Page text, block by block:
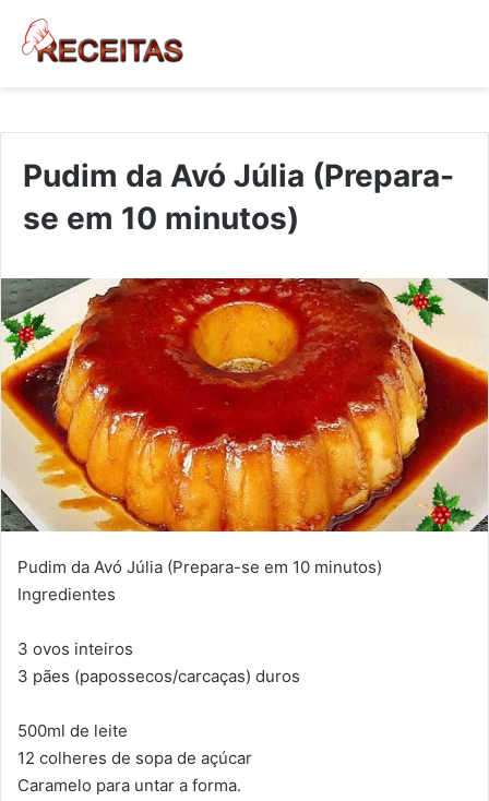
Pudim da Avó Júlia (Prepara-
se em 10 minutos)
Pudim da Avó Júlia (Prepara-se em 10 minutos)
Ingredientes
3 ovos inteiros
3 pães (papossecos/carcaças) duros
500ml de leite
12 colheres de sopa de açúcar
Caramelo para untar a forma.